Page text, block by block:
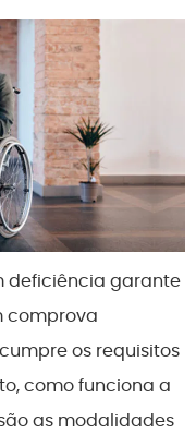
deficiência garante
comprova
os requisitos
como funciona a
as modalidades